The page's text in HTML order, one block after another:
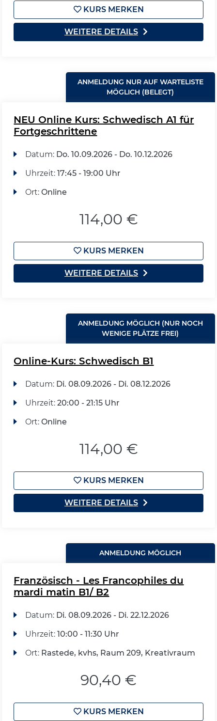
KURS MERKEN
WEITERE DETAILS
ANMELDUNG NUR AUF WARTELISTE
MÖGLICH (BELEGT)
NEU Online Kurs: Schwedisch A1 für
Fortgeschrittene
Datum: Do. 10.09.2026 - Do. 10.12.2026
Uhrzeit: 17:45 - 19:00 Uhr
Ort: Online
114,00 €
KURS MERKEN
WEITERE DETAILS
ANMELDUNG MÖGLICH (NUR NOCH
WENIGE PLÄTZE FREI)
Online-Kurs: Schwedisch B1
Datum: Di. 08.09.2026 - Di. 08.12.2026
Uhrzeit: 20:00 - 21:15 Uhr
Ort: Online
114,00 €
KURS MERKEN
WEITERE DETAILS
ANMELDUNG MÖGLICH
Französisch - Les Francophiles du
mardi matin B1/ B2
Datum: Di. 08.09.2026 - Di. 22.12.2026
Uhrzeit: 10:00 - 11:30 Uhr
Ort: Rastede, kvhs, Raum 209, Kreativraum
90,40 €
KURS MERKEN